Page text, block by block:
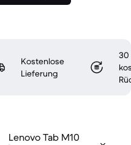
Kostenlose
Lieferung
30
Lenovo Tab M10